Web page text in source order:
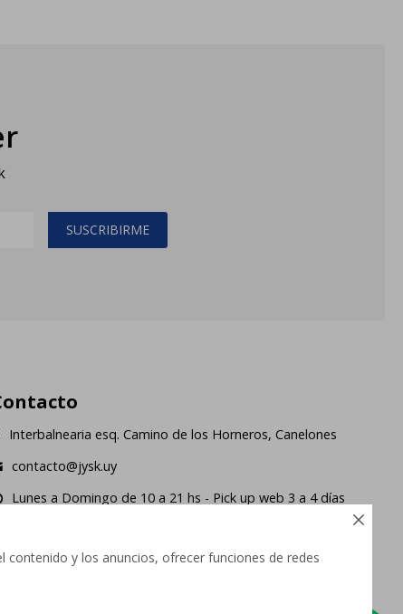

y los anuncios, ofrecer funciones de redes
SUSCRIBIRME
Interbalnearia esq. Camino de los Horneros, Canelones
contacto@jysk.uy
Lunes a Domingo de 10 a 21 hs - Pick up web 3 a 4 días
   